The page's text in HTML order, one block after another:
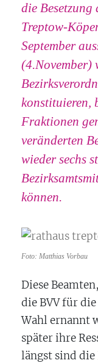
die
Treptow-
September
(4.November)
konstituieren,
Fraktionen
veränderten
wieder sechs
können.
Foto: Matthias Vorbau
Diese
die BVV für
Wahl ernannt
später ihre
längst sind